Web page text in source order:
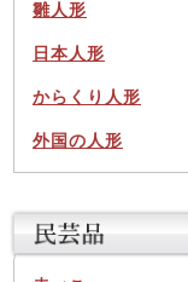
雛人形
日本人形
からくり人形
外国の人形